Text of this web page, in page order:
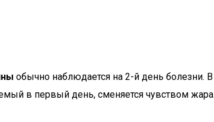
обычно наблюдается на 2-й день болезни.
в первый день, сменяется чувством жара.